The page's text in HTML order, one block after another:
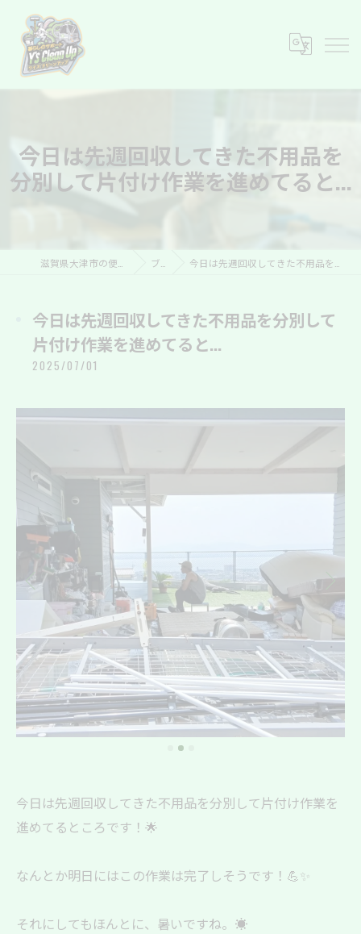
今日は先週回収してきた不用品を
分別して片付け作業を進めてると...
ブログ 今日は先週回収してきた不用品を分別して片付け作業を進めてると...
今日は先週回収してきた不用品を分別して
片付け作業を進めてると...
2025/07/01
今日は先週回収してきた不用品を分別して片付け作業を
進めてるところです！🌟
なんとか明日にはこの作業は完了しそうです！💪✨
それにしてもほんとに、暑いですね。☀️